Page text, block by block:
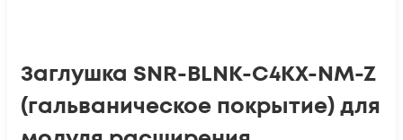
Заглушка SNR-BLNK-C4KX-NM-Z
(гальваническое покрытие) для